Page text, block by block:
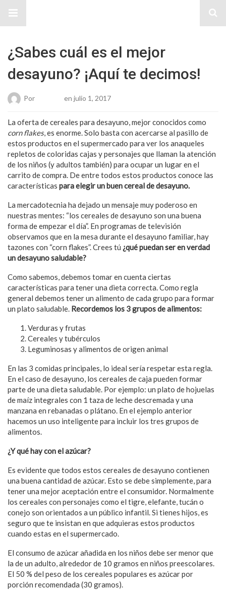
¿Sabes cuál es el mejor
desayuno? ¡Aquí te decimos!
Por en julio 1, 2017
La oferta de cereales para desayuno, mejor conocidos como
corn flakes, es enorme. Solo basta con acercarse al pasillo de
estos productos en el supermercado para ver los anaqueles
repletos de coloridas cajas y personajes que llaman la atención
de los niños (y adultos también) para ocupar un lugar en el
carrito de compra. De entre todos estos productos conoce las
características para elegir un buen cereal de desayuno.
La mercadotecnia ha dejado un mensaje muy poderoso en
nuestras mentes: “los cereales de desayuno son una buena
forma de empezar el día”. En programas de televisión
observamos que en la mesa durante el desayuno familiar, hay
tazones con “corn flakes”. Crees tú ¿quépuedan ser en verdad
un desayuno saludable?
Como sabemos, debemos tomar en cuenta ciertas
características para tener una dieta correcta. Como regla
general debemos tener un alimento de cada grupo para formar
un plato saludable. Recordemos los 3 grupos de alimentos:
Verduras y frutas
Cereales y tubérculos
Leguminosas y alimentos de origen animal
En las 3 comidas principales, lo ideal sería respetar esta regla.
En el caso de desayuno, los cereales de caja pueden formar
parte de una dieta saludable. Por ejemplo: un plato de hojuelas
de maíz integrales con 1 taza de leche descremada y una
manzana en rebanadas o plátano. En el ejemplo anterior
hacemos un uso inteligente para incluir los tres grupos de
alimentos.
¿Y quéhay con el azúcar?
Es evidente que todos estos cereales de desayuno contienen
una buena cantidad de azúcar. Esto se debe simplemente, para
tener una mejor aceptación entre el consumidor. Normalmente
los cereales con personajes como el tigre, elefante, tucán o
conejo son orientados a un público infantil. Si tienes hijos, es
seguro que te insistan en que adquieras estos productos
cuando estas en el supermercado.
El consumo de azúcar añadida en los niños debe ser menor que
la de un adulto, alrededor de 10 gramos en niños preescolares.
El 50 % del peso de los cereales populares es azúcar por
porción recomendada (30 gramos).